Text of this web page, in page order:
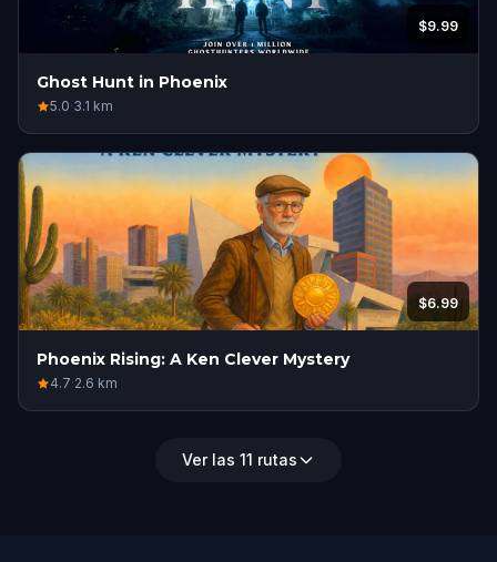
$9.99
Ghost Hunt in Phoenix
5.0·3.1 km
$6.99
Phoenix Rising: A Ken Clever Mystery
4.7·2.6 km
Ver las 11 rutas